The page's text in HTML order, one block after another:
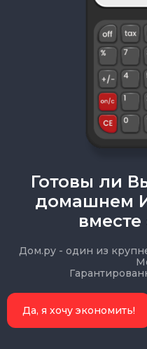
Готовы ли
домашнем
Дом.ру - один из
Да, я хочу экономить!